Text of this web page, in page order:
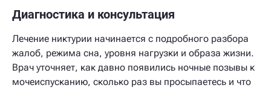
Диагностика и консультация
Лечение никтурии начинается с подробного разбора
жалоб, режима сна, уровня нагрузки и образа жизни.
Врач уточняет, как давно появились ночные позывы к
мочеиспусканию, сколько раз вы просыпаетесь и что